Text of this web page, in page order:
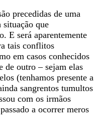
precedidas de uma
situação que
E será aparentemente
tais conflitos
em casos conhecidos
de outro – sejam elas
(tenhamos presente a
sangrentos tumultos
com os irmãos
a ocorrer meros